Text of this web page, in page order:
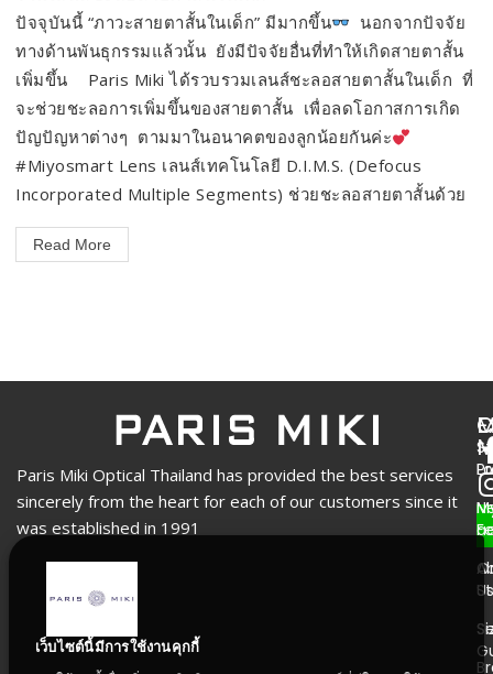
ปัจจุบันนี้ “ภาวะสายตาสั้นในเด็ก” มีมากขึ้น
นอกจากปัจจัย
ทางด้านพันธุกรรมแล้วนั้น ยังมีปัจจัยอื่นที่ทำให้เกิดสายตาสั้น
เพิ่มขึ้น Paris Miki ได้รวบรวมเลนส์ชะลอสายตาสั้นในเด็ก ที่
จะช่วยชะลอการเพิ่มขึ้นของสายตาสั้น เพื่อลดโอกาสการเกิด
ปัญปัญหาต่างๆ ตามมาในอนาคตของลูกน้อยกันค่ะ
#Miyosmart Lens เลนส์เทคโนโลยี D.I.M.S. (Defocus
Incorporated Multiple Segments) ช่วยชะลอสายตาสั้นด้วย
Read More
Paris Miki Optical Thailand has provided the best services
sincerely from the heart for each of our customers since it
was established in 1991
Us
เว็บไซต์นี้มีการใช้งานคุกกี้